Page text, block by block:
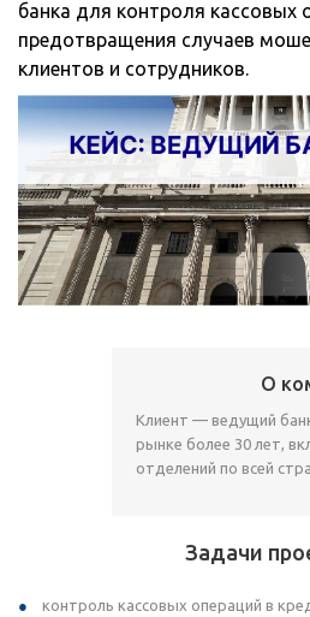
банка для контроля кассовых
предотвращения случаев
клиентов и сотрудников.
О
Клиент — ведущий
рынке более 30 лет,
отделений по всей
Задачи
контроль кассовых операций в